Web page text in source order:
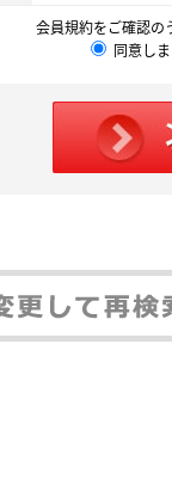
会員規約をご確認の
同意し